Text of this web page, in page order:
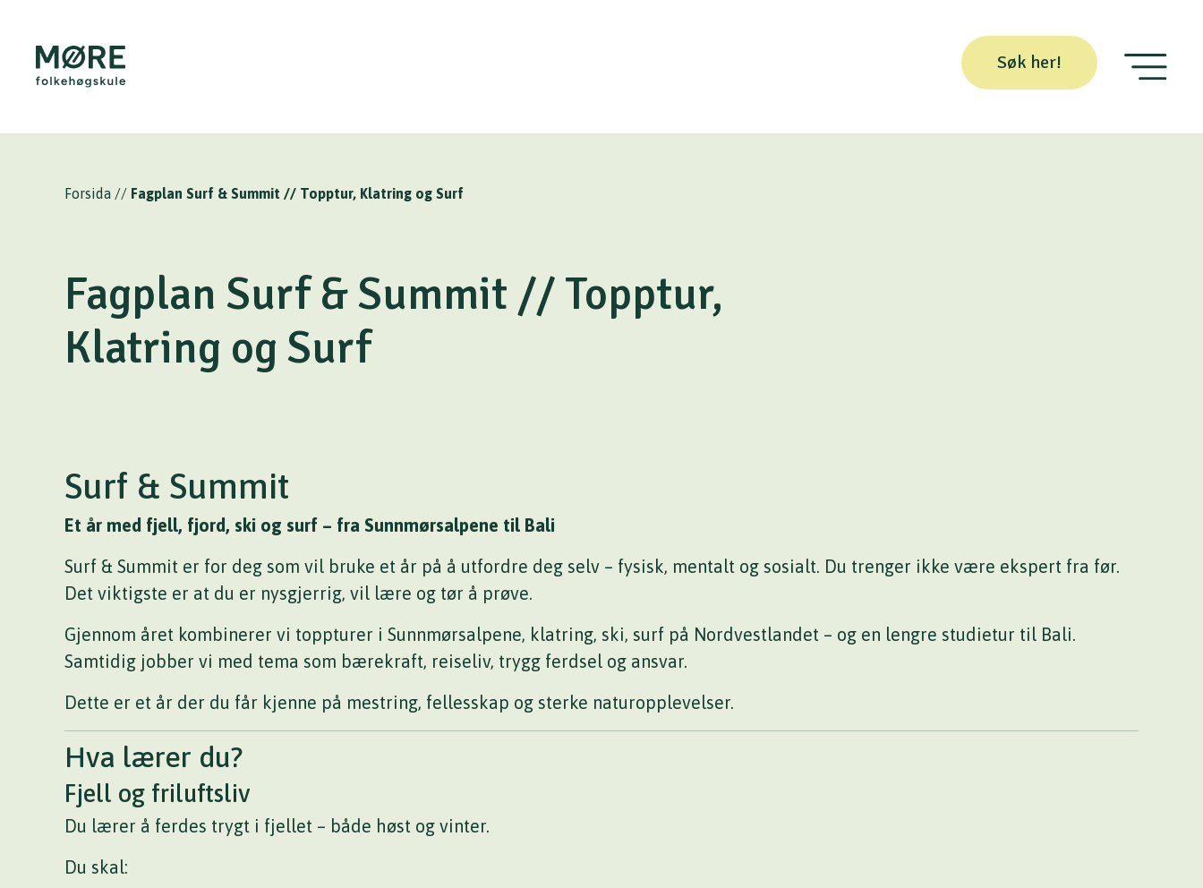
Søk her!
Forsida // Fagplan Surf & Summit // Topptur, Klatring og Surf
Fagplan Surf & Summit // Topptur,
Klatring og Surf
Surf & Summit
Et år med fjell, fjord, ski og surf – fra Sunnmørsalpene til Bali
Surf & Summit er for deg som vil bruke et år på å utfordre deg selv – fysisk, mentalt og sosialt. Du trenger ikke være ekspert fra før.
Det viktigste er at du er nysgjerrig, vil lære og tør å prøve.
Gjennom året kombinerer vi toppturer i Sunnmørsalpene, klatring, ski, surf på Nordvestlandet – og en lengre studietur til Bali.
Samtidig jobber vi med tema som bærekraft, reiseliv, trygg ferdsel og ansvar.
Dette er et år der du får kjenne på mestring, fellesskap og sterke naturopplevelser.
Hva lærer du?
Fjell og friluftsliv
Du lærer å ferdes trygt i fjellet – både høst og vinter.
Du skal: